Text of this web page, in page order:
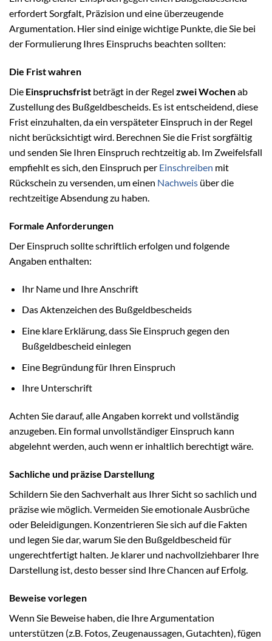
erfordert Sorgfalt, Präzision und eine überzeugende
Argumentation. Hier sind einige wichtige Punkte, die Sie bei
der Formulierung Ihres Einspruchs beachten sollten:
Die Frist wahren
Die Einspruchsfrist beträgt in der Regel zwei Wochenab
Zustellung des Bußgeldbescheids. Es ist entscheidend, diese
Frist einzuhalten, da ein verspäteter Einspruch in der Regel
nicht berücksichtigt wird. Berechnen Sie die Frist sorgfältig
und senden Sie Ihren Einspruch rechtzeitig ab. Im Zweifelsfall
empfiehlt es sich, den Einspruch per Einschreiben mit
Rückschein zu versenden, um einen Nachweis über die
rechtzeitige Absendung zu haben.
Formale Anforderungen
Der Einspruch sollte schriftlich erfolgen und folgende
Angaben enthalten:
Ihr Name und Ihre Anschrift
Das Aktenzeichen des Bußgeldbescheids
Eine klare Erklärung, dass Sie Einspruch gegen den
Bußgeldbescheid einlegen
Eine Begründung für Ihren Einspruch
Ihre Unterschrift
Achten Sie darauf, alle Angaben korrekt und vollständig
anzugeben. Ein formal unvollständiger Einspruch kann
abgelehnt werden, auch wenn er inhaltlich berechtigt wäre.
Sachliche und präzise Darstellung
Schildern Sie den Sachverhalt aus Ihrer Sicht so sachlich und
präzise wie möglich. Vermeiden Sie emotionale Ausbrüche
oder Beleidigungen. Konzentrieren Sie sich auf die Fakten
und legen Sie dar, warum Sie den Bußgeldbescheid für
ungerechtfertigt halten. Je klarer und nachvollziehbarer Ihre
Darstellung ist, desto besser sind Ihre Chancen auf Erfolg.
Beweise vorlegen
Wenn Sie Beweise haben, die Ihre Argumentation
unterstützen (z.B. Fotos, Zeugenaussagen, Gutachten), fügen